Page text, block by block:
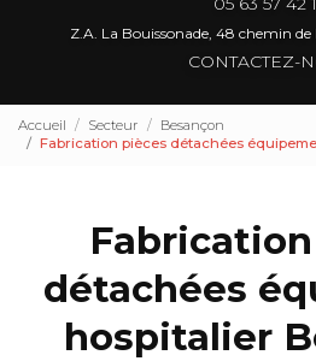
Z.A. La Bouissonade, 48 chemin de
CONTACTEZ-
Accueil Secteur
Besançon
Fabrication pièces détachées
détachées
hospitalier